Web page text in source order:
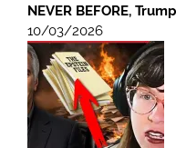
NEVER BEFORE,
10/03/2026